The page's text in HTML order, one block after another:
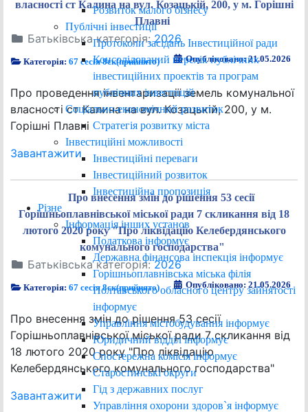
Розвиток малого бізнесу
Публічні інвестиції
Протоколи засідань Інвестиційної ради
Консолідований перелік публічних
інвестиційних проектів та програм
публічних інвестицій
Соціально-економічний розвиток
Стратегія розвитку міста
Інвестиційні можливості
Інвестиційні переваги
Інвестиційний розвиток
Інвестиційна пропозиція
Різне
Інформація інших установ
Податкова інформує
Державна фінансова інспекція інформує
Горішньоплавнівська міська філія
Полтавського обласного центру зайнятості
інформує
Управління містобудування інформує
Юридичний відділ інформує
Спостережна комісія інформує
Старостинські округи
Гід з державних послуг
Управління охорони здоров`я інформує
власності ст Калина на вул. Козацькій, 200, у м. Горішні
Плавні
Батьківська категорія:2026
Категорія:67 сесія 8ск(прийнято) Опубліковано: 21.05.2026
Про проведення інвентаризації земель комунальної
власності ст Калина на вул. Козацькій, 200, у м.
Горішні Плавні
Завантажити
Про внесення змін до рішення 53 сесії
Горішньоплавнівської міської ради 7 скликання від 18
лютого 2020 року "Про ліквідацію Келебердянського
комунального господарства"
Батьківська категорія:2026
Категорія:67 сесія 8ск(прийнято) Опубліковано: 21.05.2026
Про внесення змін до рішення 53 сесії
Горішньоплавнівської міської ради 7 скликання від
18 лютого 2020 року "Про ліквідацію
Келебердянського комунального господарства"
Завантажити